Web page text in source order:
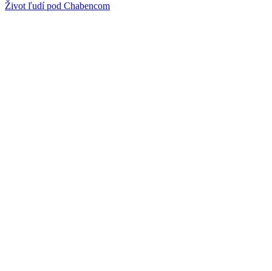
Život ľudí pod Chabencom